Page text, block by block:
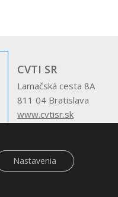
CVTI SR
Lamačská cesta 8A
811 04 Bratislava
www.cvtisr.sk
Nastavenia